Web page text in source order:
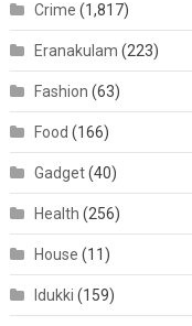
Crime (1,817)
Eranakulam (223)
Fashion (63)
Food (166)
Gadget(40)
Health (256)
House (11)
Idukki (159)